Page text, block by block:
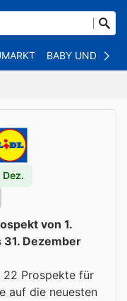
BABY UND KIND
von 1.
Dezember
Prospekte für
auf die neuesten